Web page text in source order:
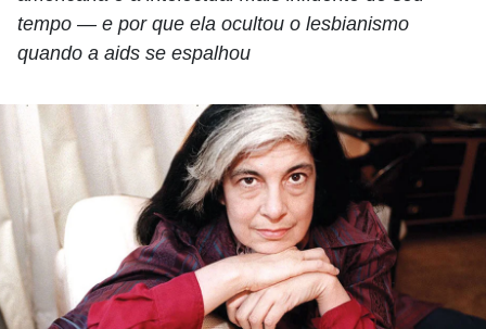
tempo — e por que ela ocultou o lesbianismo
quando a aids se espalhou